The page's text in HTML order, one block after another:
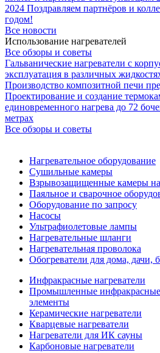
2024 Поздравляем партнёров и
годом!
Все новости
Использование нагревателей
Все обзоры и советы
Гальванические нагреватели с
эксплуатация в различных
Производство композитной печи
Проектирование и создание
единовременного нагрева до 72
метрах
Все обзоры и советы
Нагревательное оборудование
Сушильные камеры
Взрывозащищенные камеры
Паяльное и сварочное
Оборудование по запросу
Насосы
Ультрафиолетовые лампы
Нагревательные шланги
Нагревательная проволока
Обогреватели для дома, дачи,
Инфракрасные нагреватели
Промышленные инфракрасные
элементы
Керамические нагреватели
Кварцевые нагреватели
Нагреватели для ИК сауны
Карбоновые нагреватели